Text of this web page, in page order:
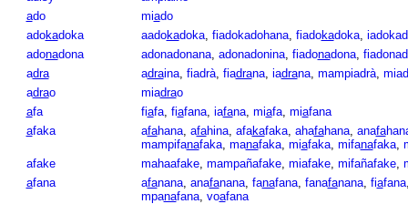
ado miado
adokadoka aadokadoka, fiadokadohana, fiadokadoka,
adonadona adonadonana, adonadonina, fiadonadona,
adra adraina, fiadrà, fiadrana, iadrana, mampiadrà,
adrao miadrao
afa fiafa, fiafana, iafana, miafa, miafana
afaka afahana, afahina, afakafaka, ahafahana, anafa
mampifanafaka, manafaka, miafaka, mifanafaka,
afake
mahaafake, mampañafake, miafake, mifañafake,
afana afanana, anafanana, fanafana, fanafanana, fiafana
mpanafana, voafana